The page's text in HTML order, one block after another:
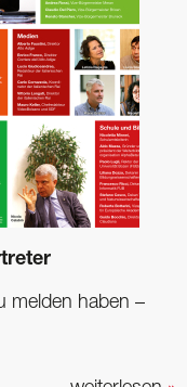
melden ­haben –